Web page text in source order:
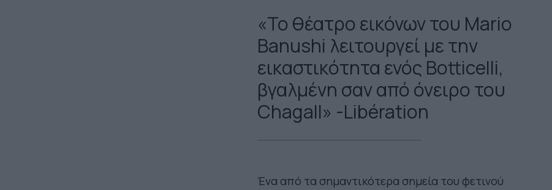
«Το θέατρο εικόνων του Mario
Banushi λειτουργεί με την
εικαστικότητα ενός Botticelli,
βγαλμένη σαν από όνειρο του
Chagall» -Libération
Ένα από τα σημαντικότερα σημεία του φετινού